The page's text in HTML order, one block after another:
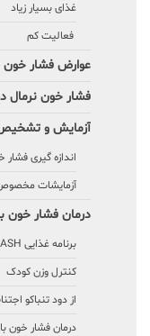
غذای بسیار زیاد
فعالیت کم
عوارض فشار خون
فشار خون نرمال
آزمایش و تشخیص
اندازه گیری فشار
آزمایشات مخصوص
درمان فشار خون
برنامه غذایی DASH
کنترل وزن کودک
از دود تنباکو
درمان فشار خون